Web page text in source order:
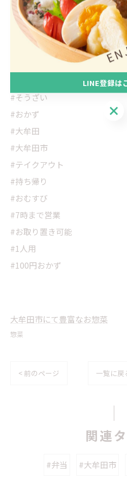
#ごはんとおかずみけ猫屋
#みけ猫屋
#そうざい
#おかず
#大牟田
#大牟田市
#テイクアウト
#持ち帰り
#おむすび
#7時まで営業
#お取り置き可能
#1人用
#100円おかず
大牟田市にて豊富なお惣菜
惣菜
< 前のページ 一覧に戻
関連
#弁当 #大牟田市
LINE登録は
LINE登録は